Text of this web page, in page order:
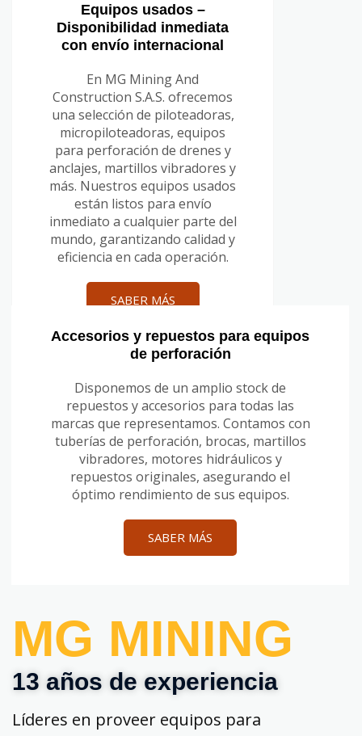
Equipos usados –
Disponibilidad inmediata
con envío internacional
En MG Mining And
Construction S.A.S. ofrecemos
una selección de piloteadoras,
micropiloteadoras, equipos
para perforación de drenes y
anclajes, martillos vibradores y
más. Nuestros equipos usados
están listos para envío
inmediato a cualquier parte del
mundo, garantizando calidad y
eficiencia en cada operación.
SABER MÁS
Accesorios y repuestos para equipos
de perforación
Disponemos de un amplio stock de
repuestos y accesorios para todas las
marcas que representamos. Contamos con
tuberías de perforación, brocas, martillos
vibradores, motores hidráulicos y
repuestos originales, asegurando el
óptimo rendimiento de sus equipos.
SABER MÁS
MG MINING
13 años de experiencia
Líderes en proveer equipos para